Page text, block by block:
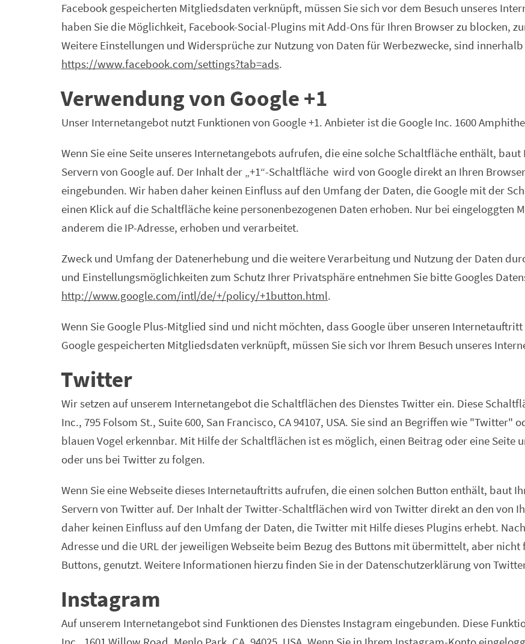
Facebook gespeicherten Mitgliedsdaten verknüpft, müssen Sie sich vor dem Besuch unseres
haben Sie die Möglichkeit, Facebook-Social-Plugins mit Add-Ons für Ihren Browser zu blocken,
Weitere Einstellungen und Widersprüche zur Nutzung von Daten für Werbezwecke, sind
https://www.facebook.com/­­settings?tab=ads.
Verwendung von Google +1
Unser Internetangebot nutzt Funktionen von Google +1. Anbieter ist die Google Inc. 1600
Wenn Sie eine Seite unseres Internetangebots aufrufen, die eine solche Schaltfläche enthält,
Servern von Google auf. Der Inhalt der „+1“-Schaltfläche wird von Google direkt an Ihren
eingebunden. Wir haben daher keinen Einfluss auf den Umfang der Daten, die Google mit der
einen Klick auf die Schaltfläche keine personenbezogenen Daten erhoben. Nur bei eingeloggten
anderem die IP-Adresse, erhoben und verarbeitet.
Zweck und Umfang der Datenerhebung und die weitere Verarbeitung und Nutzung der Daten
und Einstellungsmöglichkeiten zum Schutz Ihrer Privatsphäre entnehmen Sie bitte Googles
http://www.google.com/­­intl/de/+/policy/+1button.html.
Wenn Sie Google Plus-Mitglied sind und nicht möchten, dass Google über unseren
Google gespeicherten Mitgliedsdaten verknüpft, müssen Sie sich vor Ihrem Besuch unseres
Twitter
Wir setzen auf unserem Internetangebot die Schaltflächen des Dienstes Twitter ein. Diese
Inc., 795 Folsom St., Suite 600, San Francisco, CA 94107, USA. Sie sind an Begriffen wie
blauen Vogel erkennbar. Mit Hilfe der Schaltflächen ist es möglich, einen Beitrag oder eine Seite
oder uns bei Twitter zu folgen.
Wenn Sie eine Webseite dieses Internetauftritts aufrufen, die einen solchen Button enthält, baut
Servern von Twitter auf. Der Inhalt der Twitter-Schaltflächen wird von Twitter direkt an den von
daher keinen Einfluss auf den Umfang der Daten, die Twitter mit Hilfe dieses Plugins erhebt.
Adresse und die URL der jeweiligen Webseite beim Bezug des Buttons mit übermittelt, aber
Buttons, genutzt. Weitere Informationen hierzu finden Sie in der Datenschutzerklärung von
Instagram
Auf unserem Internetangebot sind Funktionen des Dienstes Instagram eingebunden. Diese